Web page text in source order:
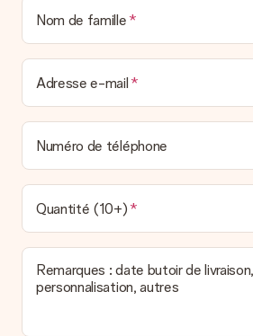
Nom de famille
Adresse e-mail
Numéro de téléphone
Quantité (10+)
Remarques : date butoir de
personnalisation, autres